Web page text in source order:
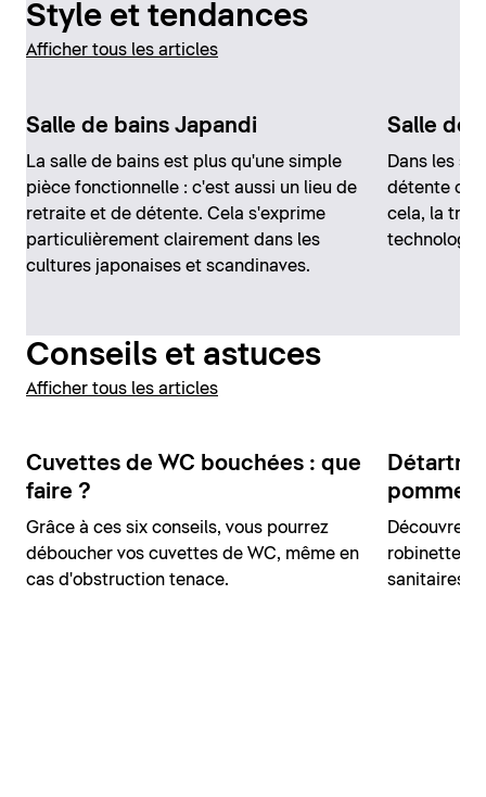
Style et tendances
Afficher tous les articles
Salle de bains Japandi
La salle de bains est plus qu'une simple
pièce fonctionnelle : c'est aussi un lieu de
retraite et de détente. Cela s'exprime
particulièrement clairement dans les
cultures japonaises et scandinaves.
Salle de
Dans les
détente
cela, la
technologie
Conseils et astuces
Afficher tous les articles
Cuvettes de WC bouchées : que
faire ?
Grâce à ces six conseils, vous pourrez
déboucher vos cuvettes de WC, même en
cas d'obstruction tenace.
Découvrez
sanitaires.